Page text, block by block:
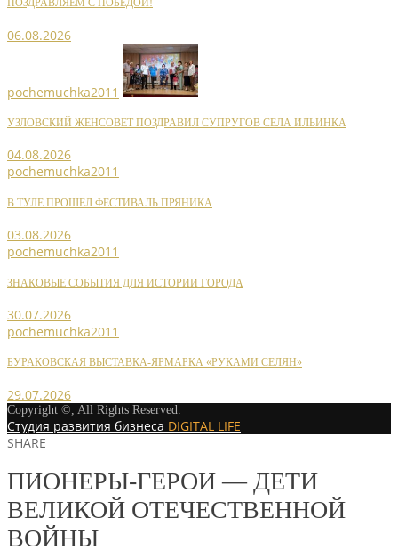
ПОЗДРАВЛЯЕМ С ПОБЕДОЙ!
06.08.2026
pochemuchka2011
УЗЛОВСКИЙ ЖЕНСОВЕТ ПОЗДРАВИЛ СУПРУГОВ СЕЛА ИЛЬИНКА
04.08.2026
pochemuchka2011
В ТУЛЕ ПРОШЕЛ ФЕСТИВАЛЬ ПРЯНИКА
03.08.2026
pochemuchka2011
ЗНАКОВЫЕ СОБЫТИЯ ДЛЯ ИСТОРИИ ГОРОДА
30.07.2026
pochemuchka2011
БУРАКОВСКАЯ ВЫСТАВКА-ЯРМАРКА «РУКАМИ СЕЛЯН»
29.07.2026
Copyright ©, All Rights Reserved.
Студия развития бизнеса DIGITAL LIFE
SHARE
ПИОНЕРЫ-ГЕРОИ — ДЕТИ
ВЕЛИКОЙ ОТЕЧЕСТВЕННОЙ
ВОЙНЫ